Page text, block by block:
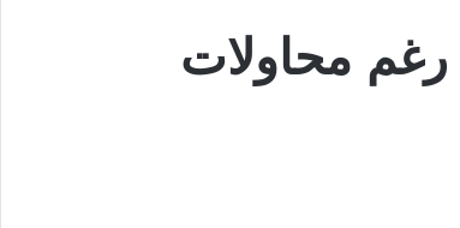
محاولات